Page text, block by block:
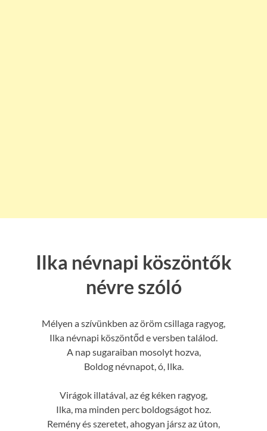
Ilka névnapi köszöntők
névre szóló
Mélyen a szívünkben az öröm csillaga ragyog,
Ilka névnapi köszöntőd e versben találod.
A nap sugaraiban mosolyt hozva,
Boldog névnapot, ó, Ilka.
Virágok illatával, az ég kéken ragyog,
Ilka, ma minden perc boldogságot hoz.
Remény és szeretet, ahogyan jársz az úton,